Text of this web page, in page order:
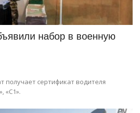
набор в военную
получает сертификат водителя
«С1».